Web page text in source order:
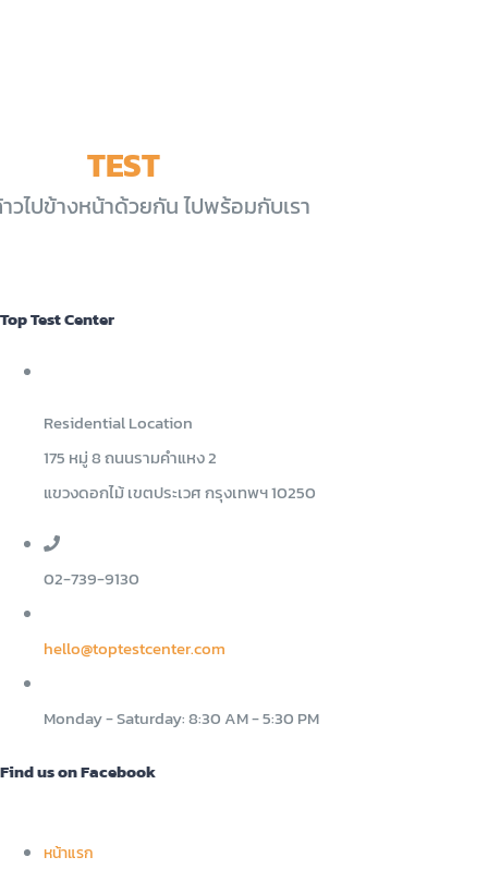
TESTCENTER
วไปข้างหน้าด้วยกัน ไปพร้อมกับเรา
Top Test Center
Residential Location
175 หมู่ 8 ถนนรามคำแหง 2
แขวงดอกไม้ เขตประเวศ กรุงเทพฯ 10250
02-739-9130
hello@toptestcenter.com
Monday - Saturday: 8:30 AM - 5:30 PM
Find us on Facebook
หน้าแรก